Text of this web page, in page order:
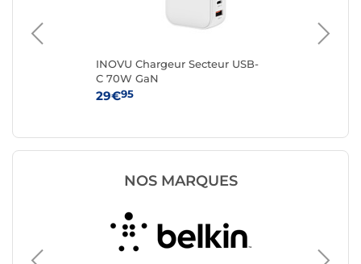
INOVU Chargeur Secteur USB-
C 70W GaN
29€95
NOS MARQUES